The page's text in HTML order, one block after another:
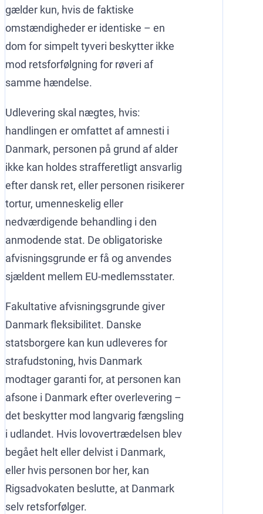
gælder kun, hvis de faktiske
omstændigheder er identiske – en
dom for simpelt tyveri beskytter ikke
mod retsforfølgning for røveri af
samme hændelse.
Udlevering skal nægtes, hvis:
handlingen er omfattet af amnesti i
Danmark, personen på grund af alder
ikke kan holdes strafferetligt ansvarlig
efter dansk ret, eller personen risikerer
tortur, umenneskelig eller
nedværdigende behandling i den
anmodende stat. De obligatoriske
afvisningsgrunde er få og anvendes
sjældent mellem EU-medlemsstater.
Fakultative afvisningsgrunde giver
Danmark fleksibilitet. Danske
statsborgere kan kun udleveres for
strafudstoning, hvis Danmark
modtager garanti for, at personen kan
afsone i Danmark efter overlevering –
det beskytter mod langvarig fængsling
i udlandet. Hvis lovovertrædelsen blev
begået helt eller delvist i Danmark,
eller hvis personen bor her, kan
Rigsadvokaten beslutte, at Danmark
selv retsforfølger.